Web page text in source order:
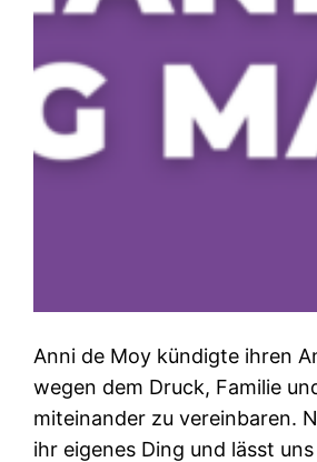
Anni de Moy kündigte ihren
wegen dem Druck, Familie
miteinander zu vereinbaren.
ihr eigenes Ding und lässt